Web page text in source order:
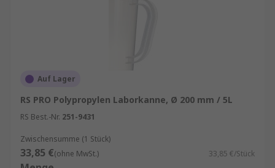
Auf Lager
RS PRO Polypropylen Laborkanne, Ø 200 mm / 5L
RS Best.-Nr. 251-9431
Zwischensumme (1 Stück)
33,85 €(ohne MwSt.) 33,85 €/Stück